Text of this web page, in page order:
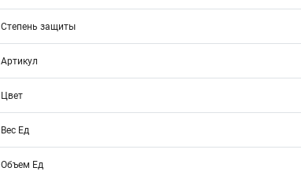
Степень защиты
Артикул
Цвет
Вес Ед
Объем Ед